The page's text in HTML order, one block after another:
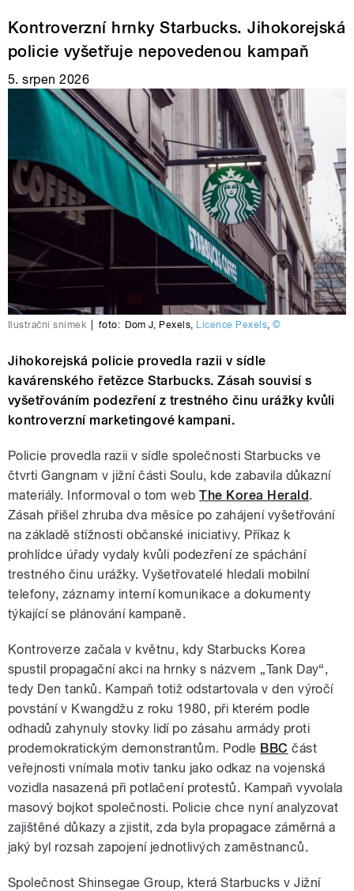
Kontroverzní hrnky Starbucks. Jihokorejská
policie vyšetřuje nepovedenou kampaň
5. srpen 2026
Ilustrační snímek foto: Dom J ,Pexels Licence Pexels ©
Jihokorejská policie provedla razii v sídle
kavárenského řetězce Starbucks. Zásah souvisí s
vyšetřováním podezření z trestného činu urážky kvůli
kontroverzní marketingové kampani.
Policie provedla razii v sídle společnosti Starbucks ve
čtvrti Gangnam v jižní části Soulu, kde zabavila důkazní
materiály. Informoval o tom webThe Korea Herald.
Zásah přišel zhruba dva měsíce po zahájení vyšetřování
na základě stížnosti občanské iniciativy. Příkaz k
prohlídce úřady vydaly kvůli podezření ze spáchání
trestného činu urážky. Vyšetřovatelé hledali mobilní
telefony, záznamy interní komunikace a dokumenty
týkající se plánování kampaně.
Kontroverze začala v květnu, kdy Starbucks Korea
spustil propagační akci na hrnky s názvem „Tank Day“,
tedy Den tanků. Kampaň totiž odstartovala v den výročí
povstání v Kwangdžu z roku 1980, při kterém podle
odhadů zahynuly stovky lidí po zásahu armády proti
prodemokratickým demonstrantům. Podle BBC část
veřejnosti vnímala motiv tanku jako odkaz na vojenská
vozidla nasazená při potlačení protestů. Kampaň vyvolala
masový bojkot společnosti. Policie chce nyní analyzovat
zajištěné důkazy a zjistit, zda byla propagace záměrná a
jaký byl rozsah zapojení jednotlivých zaměstnanců.
Společnost Shinsegae Group, která Starbucks v Jižní